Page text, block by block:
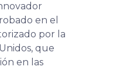
en el
por la
que
en las